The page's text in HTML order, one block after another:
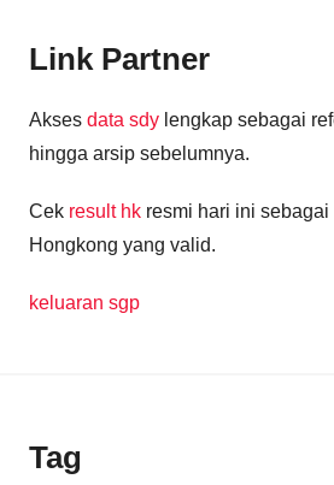
Link Partner
Akses data sdy lengkap sebagai
hingga arsip sebelumnya.
Cek result hk resmi hari ini sebagai
Hongkong yang valid.
keluaran sgp
Tag